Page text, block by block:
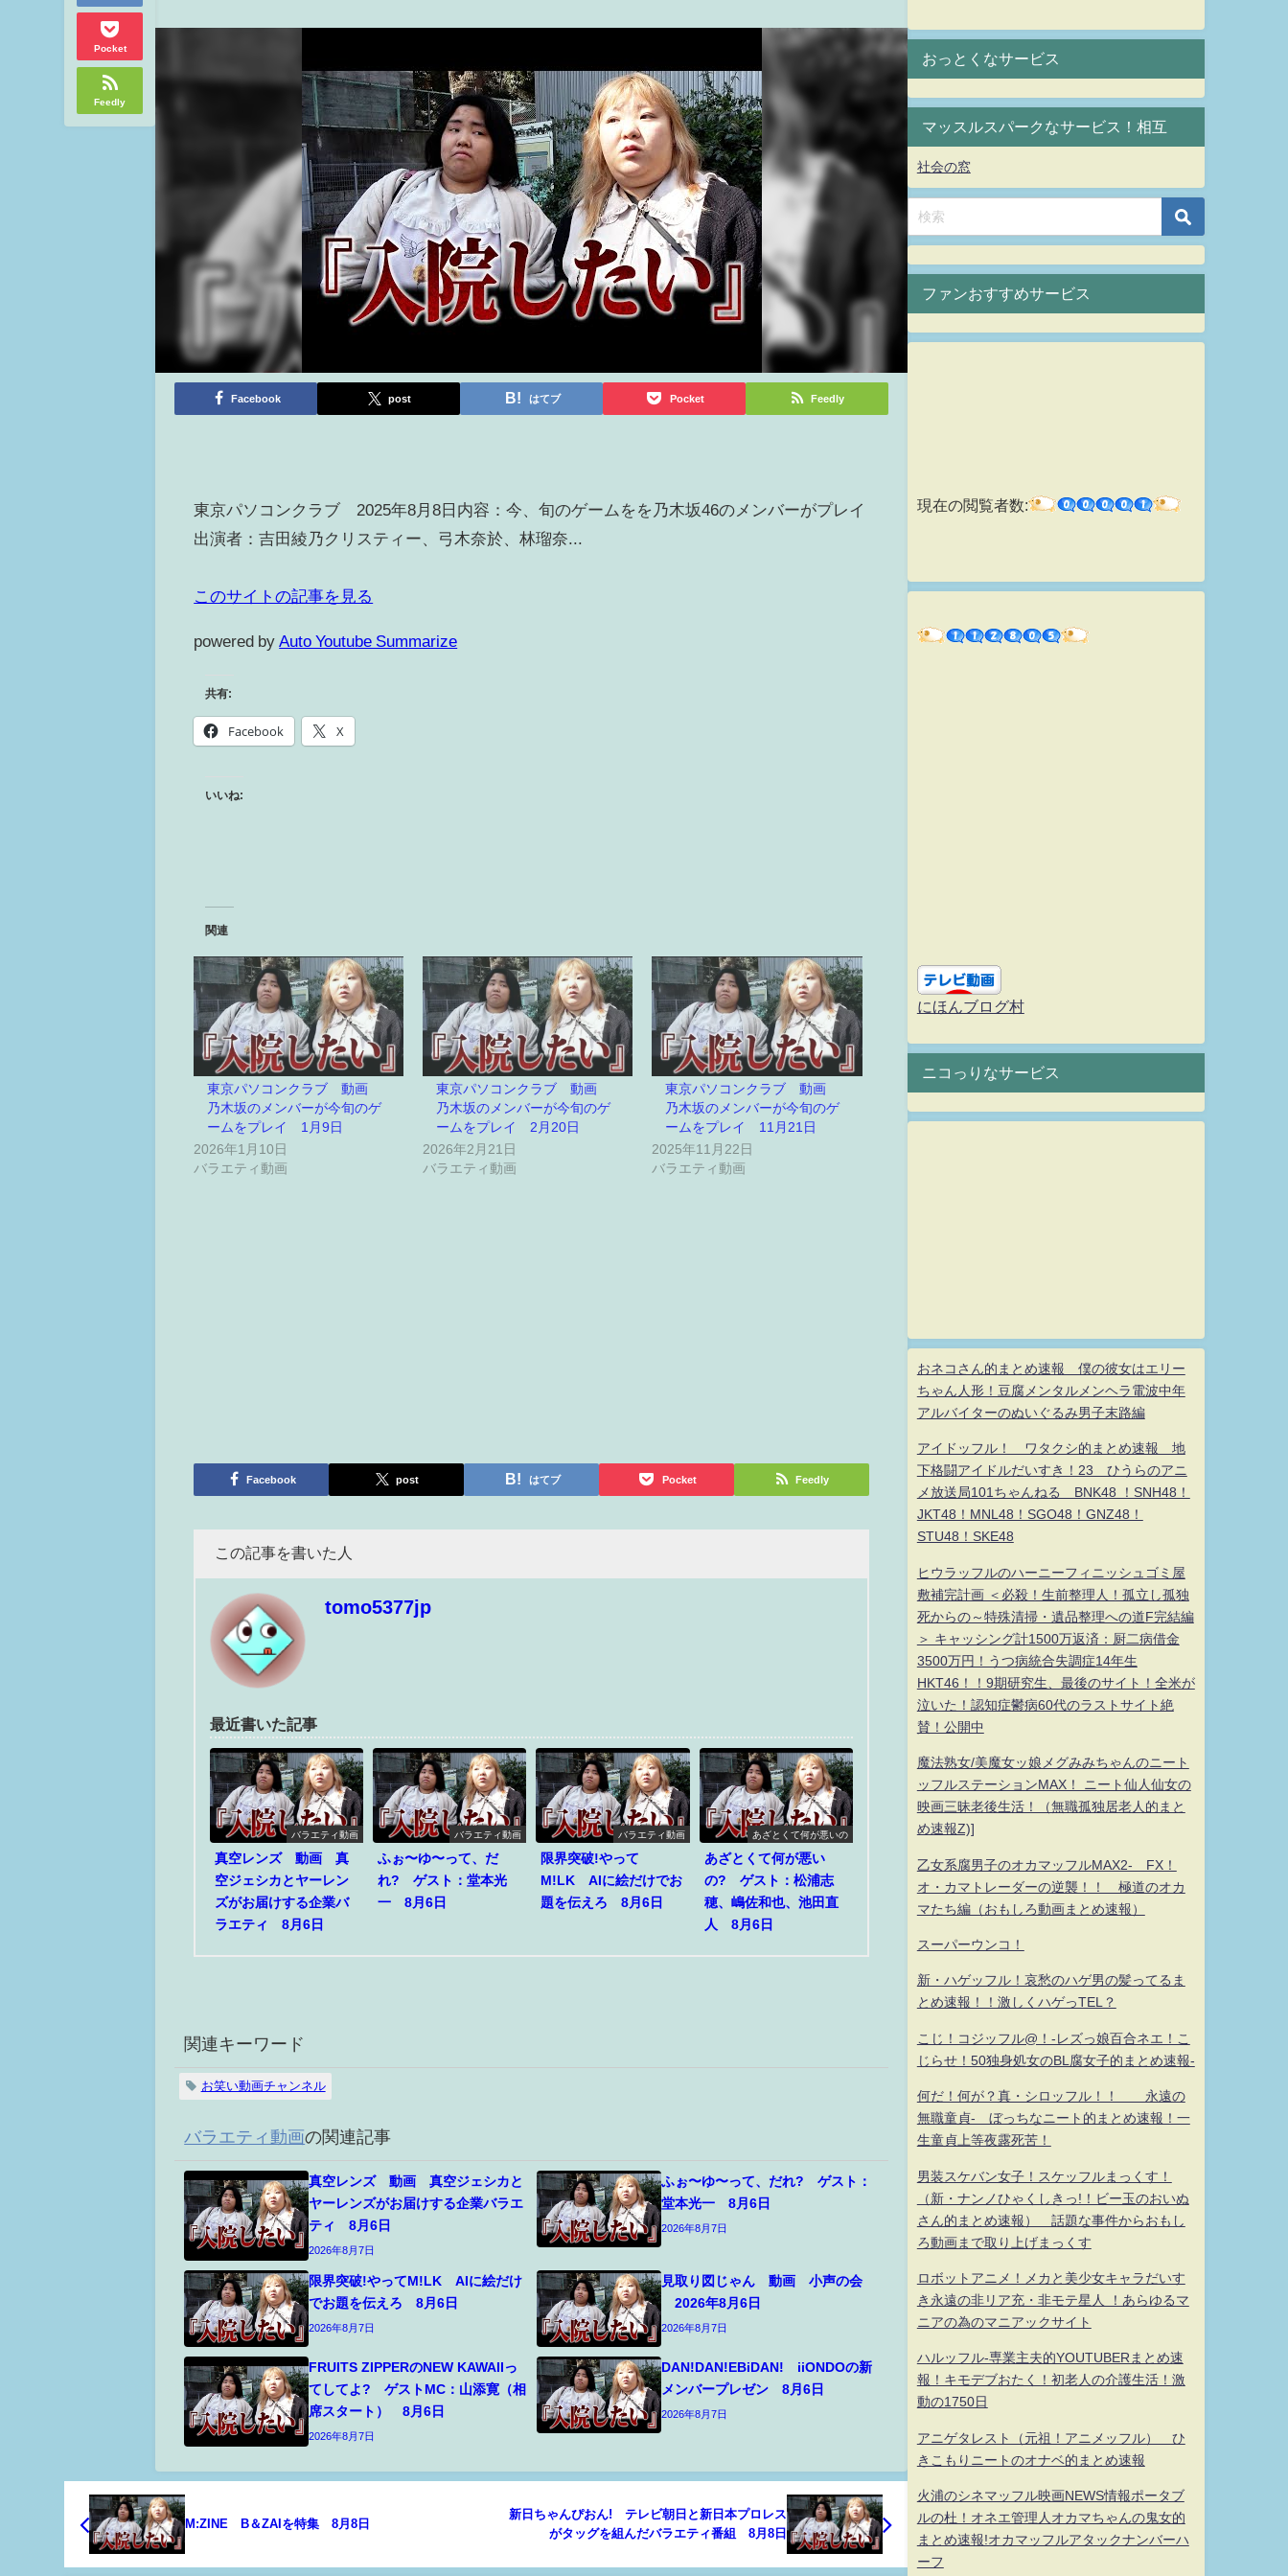
Pocket
Feedly
Facebook post はてブ Pocket Feedly
東京パソコンクラブ 2025年8月8日内容：今、旬のゲームをを乃木坂46のメンバーがプレイ
出演者：吉田綾乃クリスティー、弓木奈於、林瑠奈...
このサイトの記事を見る
powered by Auto Youtube Summarize
共有:
Facebook X
いいね:
関連
東京パソコンクラブ 動画
乃木坂のメンバーが今旬のゲ
ームをプレイ 1月9日
2026年1月10日
バラエティ動画
東京パソコンクラブ 動画
乃木坂のメンバーが今旬のゲ
ームをプレイ 2月20日
2026年2月21日
バラエティ動画
東京パソコンクラブ 動画
乃木坂のメンバーが今旬のゲ
ームをプレイ 11月21日
2025年11月22日
バラエティ動画
Facebook post はてブ Pocket Feedly
この記事を書いた人
tomo5377jp
最近書いた記事
バラエティ動画
真空レンズ 動画 真
空ジェシカとヤーレン
ズがお届けする企業バ
ラエティ 8月6日
バラエティ動画
ふぉ〜ゆ〜って、だ
れ? ゲスト：堂本光
一 8月6日
バラエティ動画
限界突破!やって
M!LK AIに絵だけでお
題を伝えろ 8月6日
あざとくて何が悪いの
あざとくて何が悪い
の? ゲスト：松浦志
穂、嶋佐和也、池田直
人 8月6日
関連キーワード
お笑い動画チャンネル
バラエティ動画の関連記事
真空レンズ 動画 真空ジェシカと
ヤーレンズがお届けする企業バラエ
ティ 8月6日
2026年8月7日
ふぉ〜ゆ〜って、だれ? ゲスト：
堂本光一 8月6日
2026年8月7日
限界突破!やってM!LK AIに絵だけ
でお題を伝えろ 8月6日
2026年8月7日
見取り図じゃん 動画 小声の会
2026年8月6日
2026年8月7日
FRUITS ZIPPERのNEW KAWAIIっ
てしてよ? ゲストMC：山添寛（相
席スタート） 8月6日
2026年8月7日
DAN!DAN!EBiDAN! iiONDOの新
メンバープレゼン 8月6日
2026年8月7日
M:ZINE B＆ZAIを特集 8月8日
新日ちゃんぴおん! テレビ朝日と新日本プロレス
がタッグを組んだバラエティ番組 8月8日
おっとくなサービス
マッスルスパークなサービス！相互
社会の窓
ファンおすすめサービス
現在の閲覧者数:
にほんブログ村
ニコっりなサービス
おネコさん的まとめ速報 僕の彼女はエリー
ちゃん人形！豆腐メンタルメンヘラ電波中年
アルバイターのぬいぐるみ男子末路編
アイドッフル！ ワタクシ的まとめ速報 地
下格闘アイドルだいすき！23 ひうらのアニ
メ放送局101ちゃんねる BNK48 ！SNH48！
JKT48！MNL48！SGO48！GNZ48！
STU48！SKE48
ヒウラッフルのハーニーフィニッシュゴミ屋
敷補完計画 ＜必殺！生前整理人！孤立し孤独
死からの～特殊清掃・遺品整理への道F完結編
＞ キャッシング計1500万返済：厨二病借金
3500万円！うつ病統合失調症14年生
HKT46！！9期研究生、最後のサイト！全米が
泣いた！認知症鬱病60代のラストサイト絶
賛！公開中
魔法熟女/美魔女ッ娘メグみみちゃんのニート
ッフルステーションMAX！ ニート仙人仙女の
映画三昧老後生活！（無職孤独居老人的まと
め速報Z)]
乙女系腐男子のオカマッフルMAX2- FX！
オ・カマトレーダーの逆襲！！ 極道のオカ
マたち編（おもしろ動画まとめ速報）
スーパーウンコ！
新・ハゲッフル！哀愁のハゲ男の髪ってるま
とめ速報！！激しくハゲっTEL？
こじ！コジッフル@！-レズっ娘百合ネエ！こ
じらせ！50独身処女のBL腐女子的まとめ速報-
何だ！何が？真・シロッフル！！ 永遠の
無職童貞- ぼっちなニート的まとめ速報！一
生童貞上等夜露死苦！
男装スケバン女子！スケッフルまっくす！
（新・ナンノひゃくしきっ!！ビー玉のおいぬ
さん的まとめ速報） 話題な事件からおもし
ろ動画まで取り上げまっくす
ロボットアニメ！メカと美少女キャラだいす
き永遠の非リア充・非モテ星人 ！あらゆるマ
ニアの為のマニアックサイト
ハルッフル-専業主夫的YOUTUBERまとめ速
報！キモデブおたく！初老人の介護生活！激
動の1750日
アニゲタレスト（元祖！アニメッフル） ひ
きこもりニートのオナベ的まとめ速報
火浦のシネマッフル映画NEWS情報ポータブ
ルの杜！オネエ管理人オカマちゃんの鬼女的
まとめ速報!オカマッフルアタックナンバーハ
ーフ